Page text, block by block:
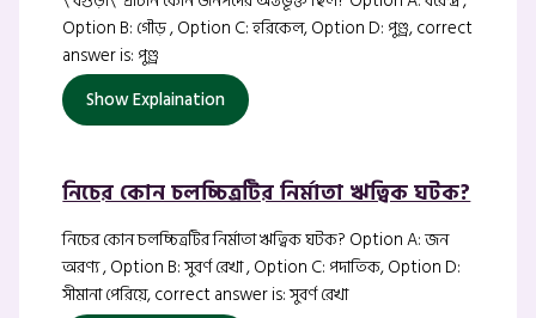
Option B: গৌড় , Option C: হরিকেল, Option D: পুণ্ড্র, correct
answer is: পুণ্ড্র
Show Explaination
নিচের কোন চলচ্চিত্রটির নির্মাতা ঋত্বিক ঘটক?
নিচের কোন চলচ্চিত্রটির নির্মাতা ঋত্বিক ঘটক? Option A: জন
অরণ্য , Option B: সুবর্ণ রেখা , Option C: পদাতিক, Option D:
সীমানা পেরিয়ে, correct answer is: সুবর্ণ রেখা